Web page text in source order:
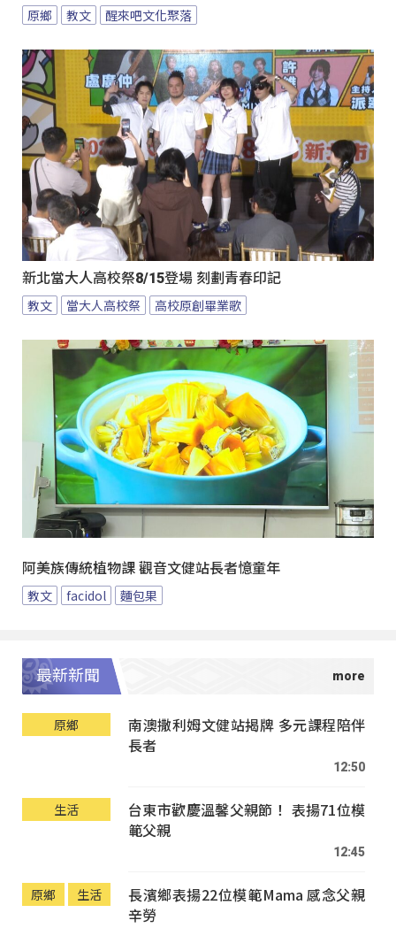
原鄉 教文 醒來吧文化聚落
新北當大人高校祭8/15登場 刻劃青春印記
教文 當大人高校祭 高校原創畢業歌
阿美族傳統植物課 觀音文健站長者憶童年
教文 facidol 麵包果
最新新聞
原鄉
南澳撒利姆文健站揭牌 多元課程陪伴
長者
12:50
生活
台東市歡慶溫馨父親節！ 表揚71位模
範父親
12:45
原鄉 生活
長濱鄉表揚22位模範Mama 感念父親
辛勞